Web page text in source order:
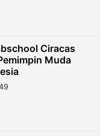
Ciracas
Muda